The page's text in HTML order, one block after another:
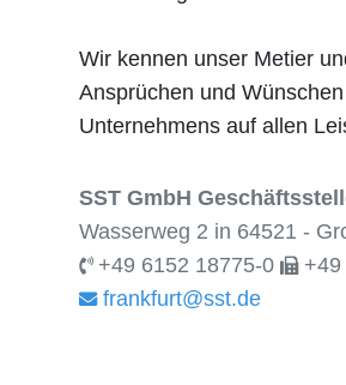
Wir kennen unser Metier
Ansprüchen und
Unternehmens auf allen
SST GmbH
Wasserweg 2 in 64521 -
+49 6152 18775-0
+49
frankfurt@sst.de